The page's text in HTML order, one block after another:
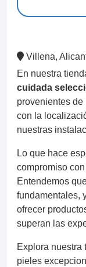
Villena,
En nuestra
cuidada
provenientes
con la
nuestras
Lo que hace
compromiso
Entendemos
fundamentales,
ofrecer
superan las
Explora nuestra
pieles